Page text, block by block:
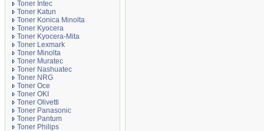
Toner Intec
Toner Katun
Toner Konica Minolta
Toner Kyocera
Toner Kyocera-Mita
Toner Lexmark
Toner Minolta
Toner Muratec
Toner Nashuatec
Toner NRG
Toner Oce
Toner OKI
Toner Olivetti
Toner Panasonic
Toner Pantum
Toner Philips